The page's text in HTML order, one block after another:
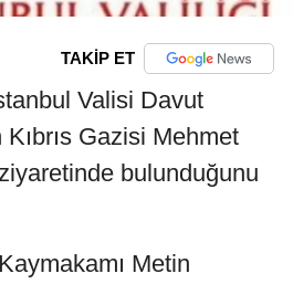
TAKİP ET
Valisi Davut
Gazisi Mehmet
bulunduğunu
Metin